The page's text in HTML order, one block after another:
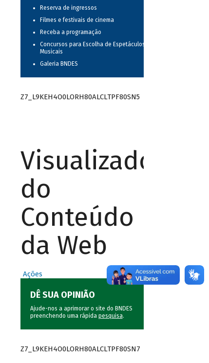
Reserva de ingressos
Filmes e festivais de cinema
Receba a programação
Concursos para Escolha de Espetáculos
Musicais
Galeria BNDES
Z7_L9KEH4O0LORH80ALCLTPF80SN5
Visualizador
do
Conteúdo
da Web
Ações
DÊ SUA OPINIÃO
Ajude-nos a aprimorar o site do BNDES
preenchendo uma rápida pesquisa.
Z7_L9KEH4O0LORH80ALCLTPF80SN7